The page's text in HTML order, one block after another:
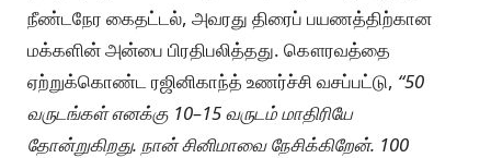
நீண்டநேர கைதட்டல், அவரது திரைப் பயணத்திற்கான
மக்களின் அன்பை பிரதிபலித்தது. கௌரவத்தை
ஏற்றுக்கொண்ட ரஜினிகாந்த் உணர்ச்சி வசப்பட்டு, “50
வருடங்கள் எனக்கு 10–15 வருடம் மாதிரியே
தோன்றுகிறது. நான் சினிமாவை நேசிக்கிறேன். 100